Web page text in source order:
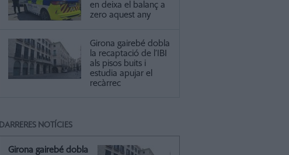
en deixa el balanç a
zero aquest any
Girona gairebé dobla
la recaptació de l’IBI
als pisos buits i
estudia apujar el
recàrrec
DARRERES NOTÍCIES
Girona gairebé dobla